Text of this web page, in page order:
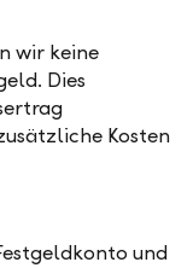
wir keine
Dies
Kosten
und